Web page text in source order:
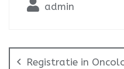
admin
Registratie in